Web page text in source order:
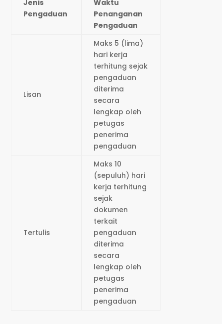
Jenis
Pengaduan
Waktu
Penanganan
Pengaduan
Lisan
Maks 5 (lima)
hari kerja
terhitung sejak
pengaduan
diterima
secara
lengkap oleh
petugas
penerima
pengaduan
Tertulis
Maks 10
(sepuluh) hari
kerja terhitung
sejak
dokumen
terkait
pengaduan
diterima
secara
lengkap oleh
petugas
penerima
pengaduan